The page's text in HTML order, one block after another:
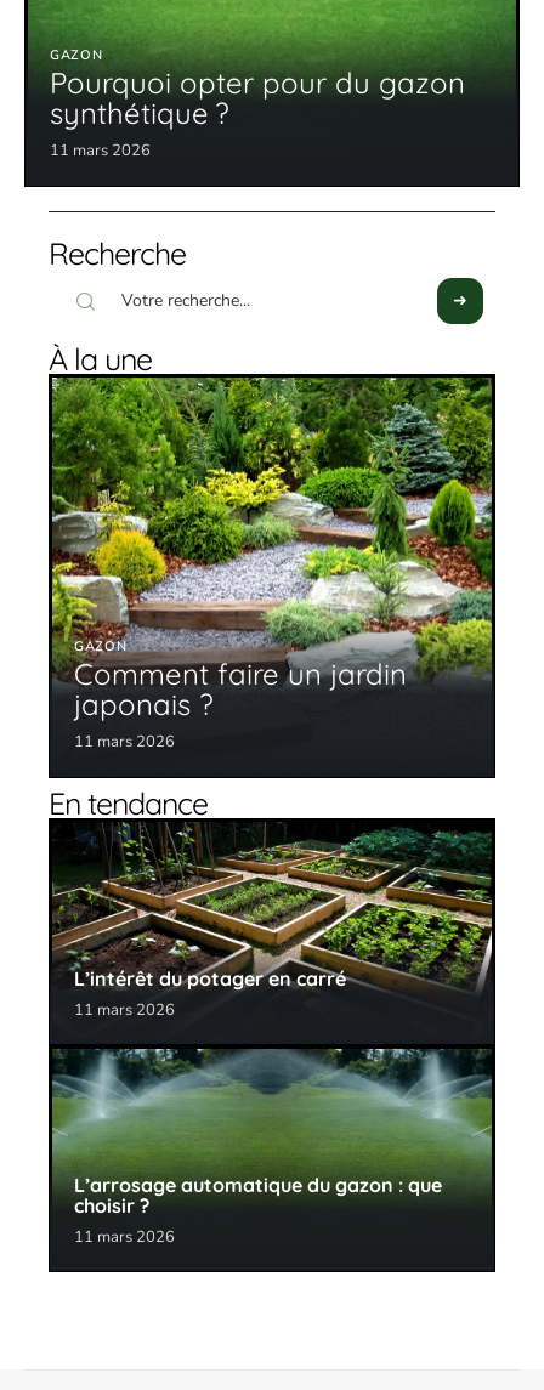
GAZON
Pourquoi opter pour du gazon
synthétique ?
11 mars 2026
Recherche
À la une
GAZON
Comment faire un jardin
japonais ?
11 mars 2026
En tendance
L’intérêt du potager en carré
11 mars 2026
L’arrosage automatique du gazon : que
choisir ?
11 mars 2026